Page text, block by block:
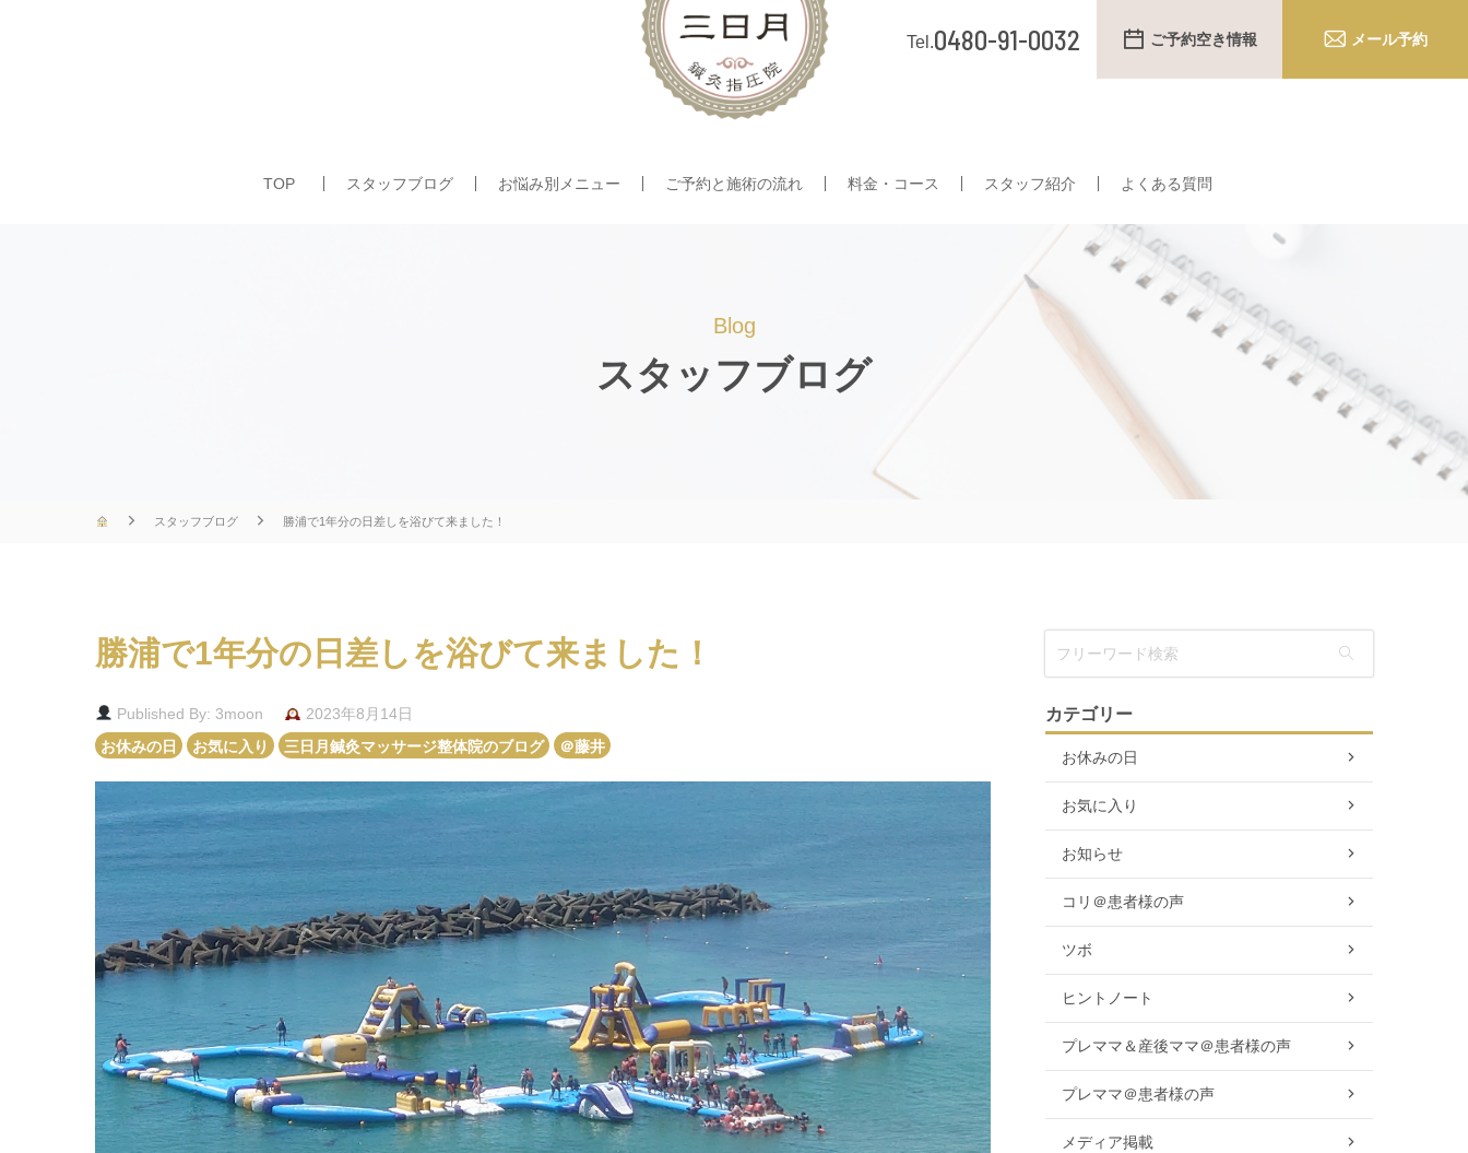
TOP スタッフブログ お悩み別メニュー ご予約と施術の流れ 料金・コース スタッフ紹介 よくある質問
0480-91-0032 ご予約空き情報 メール予約
Blog
スタッフブログ
スタッフブログ 勝浦で1年分の日差しを浴びて来ました！
勝浦で1年分の日差しを浴びて来ました！
Published By: 3moon 2023年8月14日
お休みの日 お気に入り 三日月鍼灸マッサージ整体院のブログ ＠藤井
カテゴリー
お休みの日
お気に入り
お知らせ
コリ＠患者様の声
ツボ
ヒントノート
プレママ＆産後ママ＠患者様の声
プレママ＠患者様の声
メディア掲載